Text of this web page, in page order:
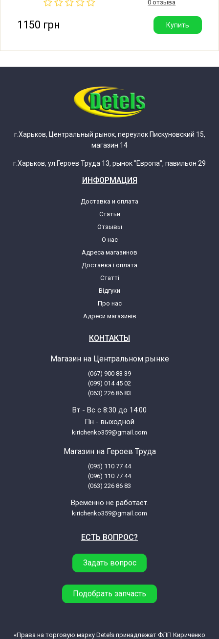
Miele W 4479
Miele W 6000 Gala Grande XL
Miele W 6000 WPS
Miele W 6500
Miele W 6546
Miele W4146
Miele W4176
0 отзыва
1150 грн Купить
г.Харьков, Центральный рынок, переулок Пискуновский 15,
магазин 14
г.Харьков, ул.Героев Труда 13, рынок "Европа", павильон 29
ИНФОРМАЦИЯ
Доставка и оплата
Статьи
Отзывы
О нас
Адреса магазинов
Доставка і оплата
Статті
Відгуки
Про нас
Адреси магазинів
КОНТАКТЫ
Магазин на Центральном рынке
(067) 900 83 39
(099) 014 45 02
(063) 226 86 83
Вт - Вс с 8:30 до 14:00
Пн - выходной
kirichenko359@gmail.com
Магазин на Героев Труда
(095) 110 77 44
(096) 110 77 44
(063) 226 86 83
Временно не работает.
kirichenko359@gmail.com
ЕСТЬ ВОПРОС?
Задать вопрос
Подобрать запчасть
«Права на торговую марку Detels принадлежат ФЛП Кириченко